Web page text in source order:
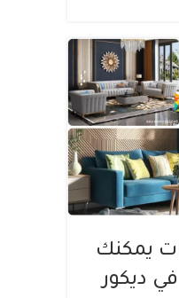
| 7 خطوات يمكنك
في ديكور